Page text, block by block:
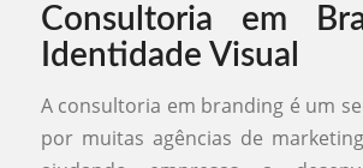
Consultoria em
Identidade Visual
A consultoria em branding é um
por muitas agências de